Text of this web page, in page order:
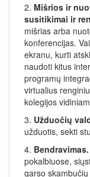
2. Mišrios ir
susitikimai ir
mišrias arba
konferencijas.
ekranu, kurti
naudoti kitus
programų
virtualius
kolegijos
3. Užduočių
užduotis, sekti
4. Bendravimas.
pokalbiuose,
garso